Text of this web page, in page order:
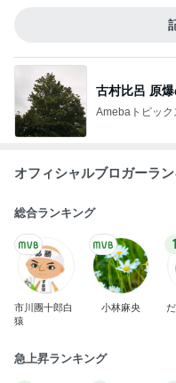
古村比呂 原
Amebaトピック
オフィシャルブロガーラ
総合ランキング
市川團十郎白
猿
小林麻央
1
急上昇ランキング